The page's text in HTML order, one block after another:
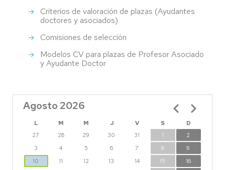
Criterios de valoración de plazas (Ayudantes
doctores y asociados)
Comisiones de selección
Modelos CV para plazas de Profesor Asociado
y Ayudante Doctor
Agosto 2026
L M M J V S
D
27
28 29 30 31 1
2
3
4 5 6 7 8
9
10
11 12 13 14 15
16
Paginación